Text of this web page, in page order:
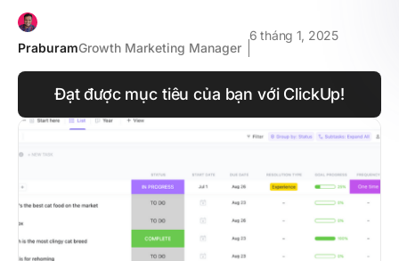
PraburamGrowth Marketing Manager
6 tháng 1, 2025
Đạt được mục tiêu của bạn với ClickUp!